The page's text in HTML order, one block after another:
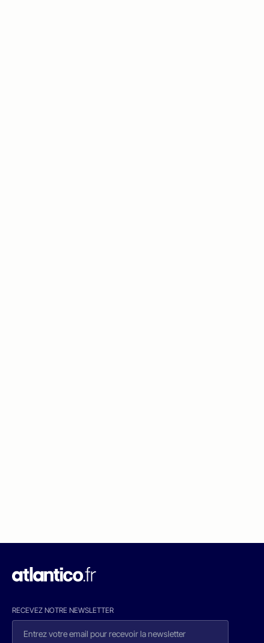
RECEVEZ NOTRE NEWSLETTER